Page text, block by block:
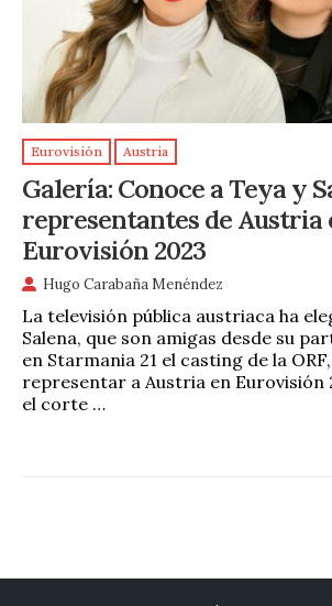
Eurovisión Austria
Galería: Conoce a Teya y
representantes de Austria
Eurovisión 2023
Hugo Carabaña Menéndez
La televisión pública austriaca ha
Salena, que son amigas desde su
en Starmania 21 el casting de la
representar a Austria en Eurovisión
el corte …